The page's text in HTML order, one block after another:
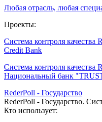
Любая отрасль, любая
Проекты:
Система контроля
Credit Bank
Система контроля
Национальный банк
RederPoll - Государство
RederPoll - Государство.
Кто использует: